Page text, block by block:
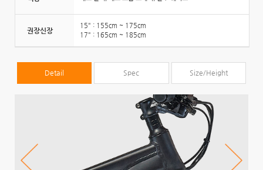
권장신장
15" : 155cm ~ 175cm
17" : 165cm ~ 185cm
Detail Spec Size/Height